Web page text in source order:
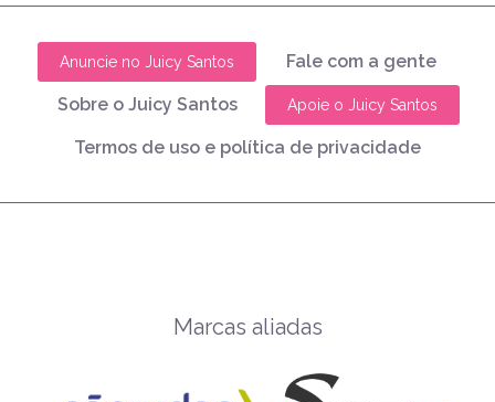
Anuncie no Juicy Santos Fale com a gente
Sobre o Juicy Santos Apoie o Juicy Santos
Termos de uso e política de privacidade
Marcas aliadas